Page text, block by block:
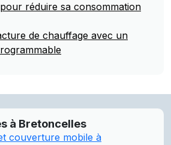
réduire sa consommation
de chauffage avec un
à Bretoncelles
couverture mobile à